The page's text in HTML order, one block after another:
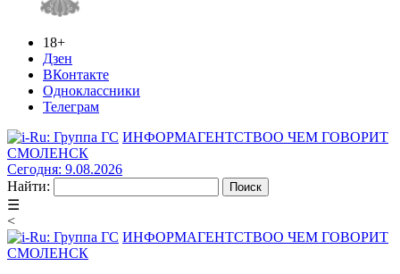
18+
Дзен
ВКонтакте
Одноклассники
Телеграм
ИНФОРМАГЕНТСТВОО ЧЕМ ГОВОРИТ
СМОЛЕНСК
Сегодня: 9.08.2026
Найти:
☰
<
ИНФОРМАГЕНТСТВОО ЧЕМ ГОВОРИТ
СМОЛЕНСК